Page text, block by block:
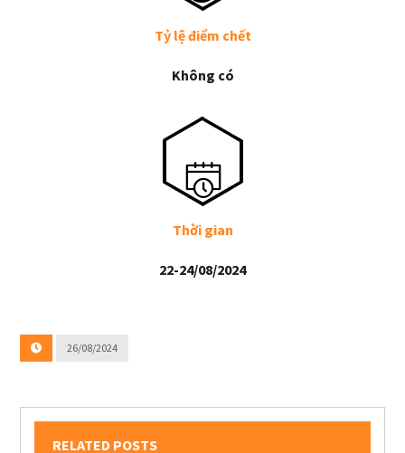
Tỷ lệ điểm chết
Không có
Thời gian
22-24/08/2024
26/08/2024
RELATED POSTS